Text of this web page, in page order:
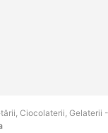
Ciocolaterii, Gelaterii